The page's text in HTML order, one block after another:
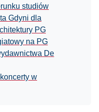
studiów
Gdyni dla
PG
na PG
De
w